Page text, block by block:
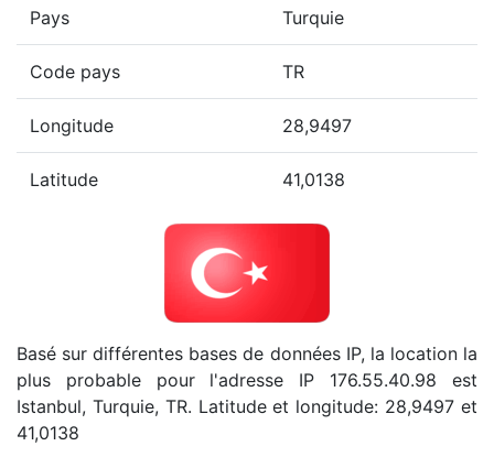
Pays Turquie
Code pays TR
Longitude 28,9497
Latitude 41,0138
Basé sur différentes bases de données IP, la location la
plus probable pour l'adresse IP 176.55.40.98 est
Istanbul, Turquie, TR. Latitude et longitude: 28,9497 et
41,0138